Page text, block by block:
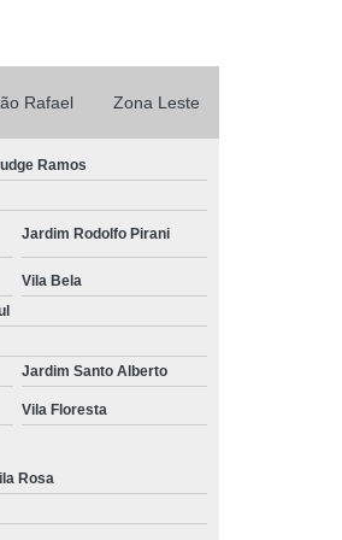
Comércio
para Loja
Automática
Aço
Branco
Correr
Automático Garagem
Rafael Zona Leste
Ramos
Jardim Rodolfo Pirani
Vila Bela
Jardim Santo Alberto
Vila Floresta
Rosa